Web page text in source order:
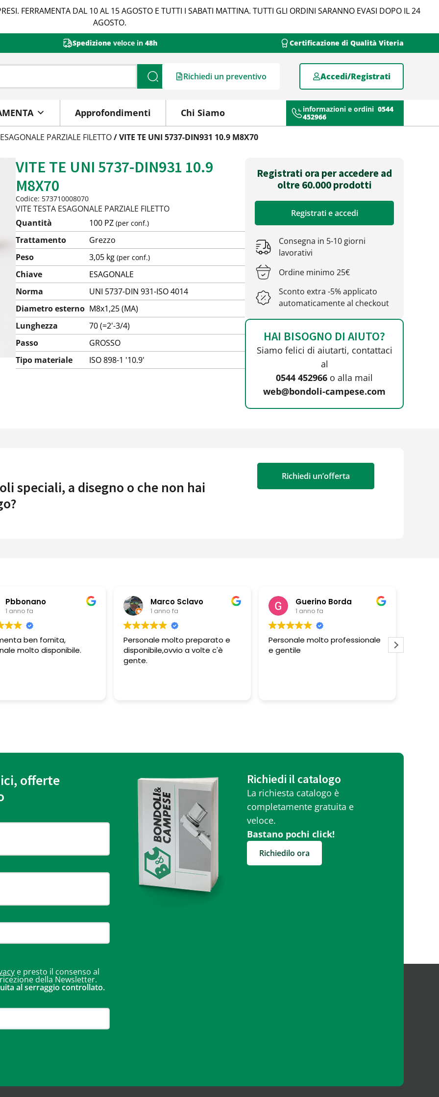
FERRAMENTA DAL 10 AL 15 AGOSTO E TUTTI I SABATI MATTINA. TUTTI GLI ORDINI SARANNO EVASI DOPO IL 24
AGOSTO.
Spedizione veloce in 48h Certificazione di Qualità Viteria
Cerca Richiedi un preventivo Accedi/Registrati
Approfondimenti Chi Siamo informazioni e ordini 0544
452966
PARZIALE FILETTO/ VITE TE UNI 5737-DIN931 10.9 M8X70
VITE TE UNI 5737-DIN931 10.9
M8X70
Codice: 573710008070
VITE TESTA ESAGONALE PARZIALE FILETTO
Quantità
100 PZ (per conf.)
Trattamento
Grezzo
Peso
3,05 kg (per conf.)
Chiave
ESAGONALE
Norma
UNI 5737-DIN 931-ISO 4014
Diametro esterno M8x1,25 (MA)
Lunghezza
70 (=2'-3/4)
Passo
GROSSO
Tipo materiale
ISO 898-1 '10.9'
Registrati ora per accedere ad
oltre 60.000 prodotti
Registrati e accedi
Consegna in 5-10 giorni
lavorativi
Ordine minimo 25€
Sconto extra -5% applicato
automaticamente al checkout
HAI BISOGNO DI AIUTO?
Siamo felici di aiutarti, contattaci
al
0544 452966 o alla mail
web@bondoli-campese.com
speciali, a disegno o che non hai
Richiedi un’offerta
Pbbonano
1 anno fa
ben fornita,
molto disponibile.
Marco Sclavo
1 anno fa
Personale molto preparato e
disponibile,ovvio a volte c'è
gente.
Guerino Borda
1 anno fa
Personale molto professionale
e gentile
offerte
e presto il consenso al
della Newsletter.
al serraggio controllato.
Richiedi il catalogo
La richiesta catalogo è
completamente gratuita e
veloce.
Bastano pochi click!
Richiedilo ora